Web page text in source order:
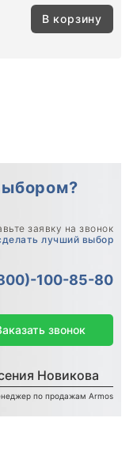
В корзину
заявку на звонок
лучший выбор
100-85-80
Новикова
по продажам Armos
звонок